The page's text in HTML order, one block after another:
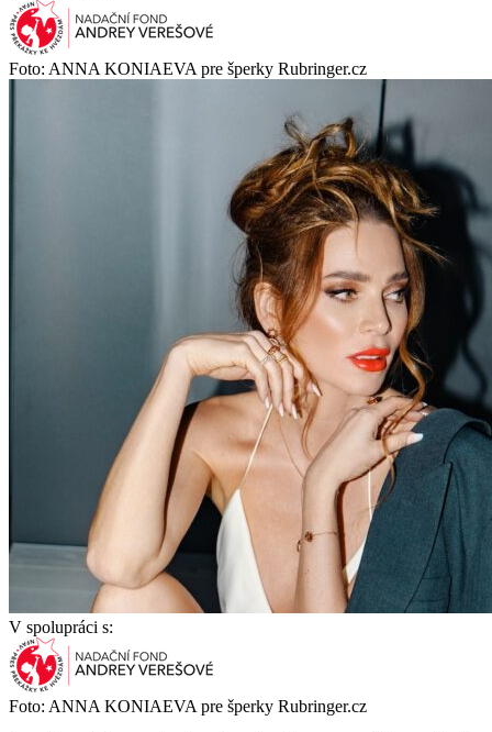
Foto: ANNA KONIAEVA pre šperky Rubringer.cz
V spolupráci s:
Foto: ANNA KONIAEVA pre šperky Rubringer.cz